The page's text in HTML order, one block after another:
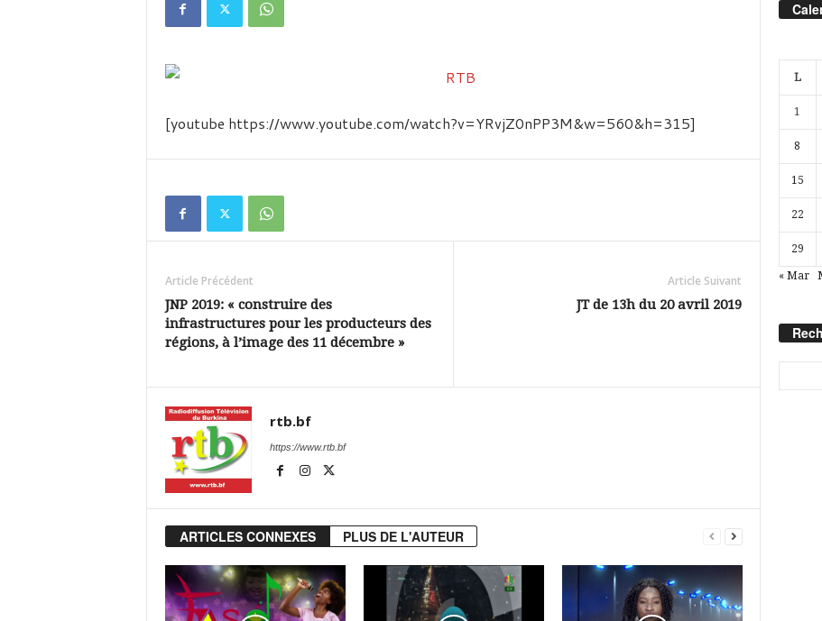
i
[youtube https://www.youtube.com/watch?v=YRvjZ0nPP3M&w=560&h=315]
Article Précédent
JNP 2019: « construire des
infrastructures pour les producteurs des
régions, à l’image des 11 décembre »
Article Suivant
JT de 13h du 20 avril 2019
rtb.bf
https://www.rtb.bf
ARTICLES CONNEXES PLUS DE L'AUTEUR
L
1
8
15
22
29
« Mar